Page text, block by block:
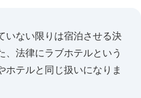
いない限りは宿泊させる決
、法律にラブホテルという
ホテルと同じ扱いになりま